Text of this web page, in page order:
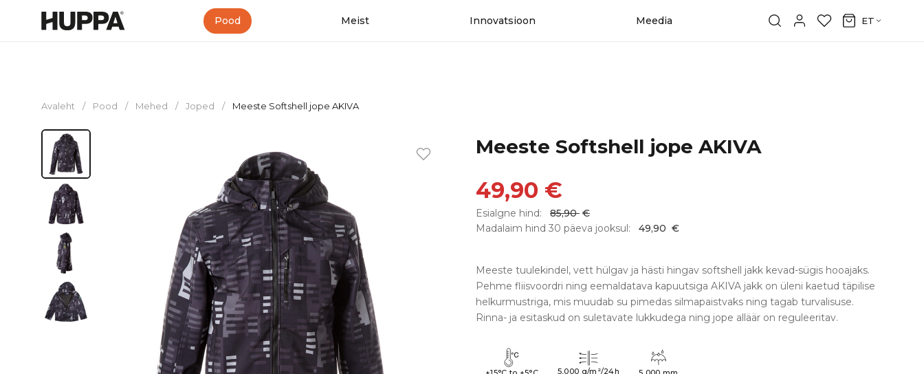
Pood Meist Innovatsioon Meedia ET
Avaleht / Pood / Mehed / Joped / Meeste Softshell jope AKIVA
Meeste Softshell jope AKIVA
49,90 €
Esialgne hind: 85,90 €
Madalaim hind 30 päeva jooksul:
49,90 €
Meeste tuulekindel, vett hülgav ja hästi hingav softshell jakk kevad-sügis hooajaks.
Pehme fliisvoordri ning eemaldatava kapuutsiga AKIVA jakk on üleni kaetud täpilise
helkurmustriga, mis muudab su pimedas silmapaistvaks ning tagab turvalisuse.
Rinna- ja esitaskud on suletavate lukkudega ning jope alläär on reguleeritav.
5,000 g/m²/24h